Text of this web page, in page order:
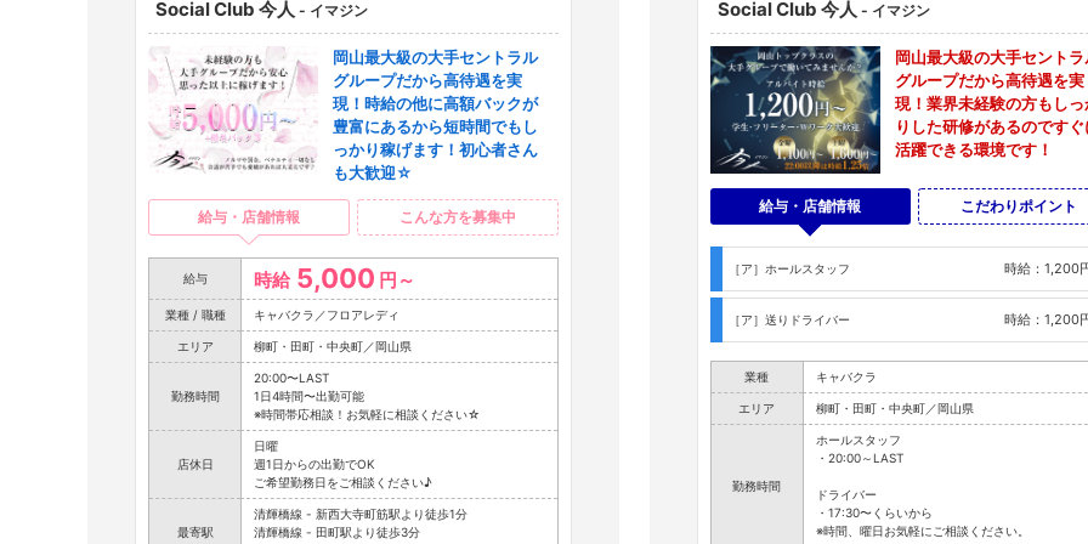
Social Club 今人 - イマジン
岡山最大級の大手セントラル
グループだから高待遇を実
現！時給の他に高額バックが
豊富にあるから短時間でもし
っかり稼げます！初心者さん
も大歓迎☆
給与・店舗情報 こんな方を募集中
給与 時給 5,000 円～
業種 / 職種 キャバクラ／フロアレディ
エリア 柳町・田町・中央町／岡山県
勤務時間
20:00〜LAST
1日4時間〜出勤可能
※時間帯応相談！お気軽に相談ください☆
店休日
日曜
週1日からの出勤でOK
ご希望勤務日をご相談ください♪
最寄駅
清輝橋線 - 新西大寺町筋駅より徒歩1分
清輝橋線 - 田町駅より徒歩3分
Social Club 今人 - イマジン
岡山最大級の大手セントラ
グループだから高待遇を実
現！業界未経験の方もしっ
りした研修があるのですぐ
活躍できる環境です！
給与・店舗情報 こだわりポイント
［ア］ホールスタッフ 時給：1,200
［ア］送りドライバー 時給：1,200
業種 キャバクラ
エリア 柳町・田町・中央町／岡山県
勤務時間
ホールスタッフ
・20:00～LAST
ドライバー
・17:30〜くらいから
※時間、曜日お気軽にご相談ください。